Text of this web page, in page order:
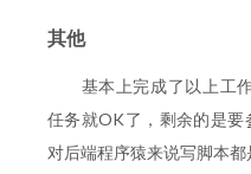
其他
基本上完成了以上工作
任务就OK了，剩余的是要
对后端程序猿来说写脚本都